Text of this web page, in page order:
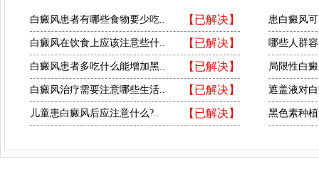
【已解决】
白癜风患者有哪些食物要少吃..
【已解决】
白癜风在饮食上应该注意些什..
【已解决】
白癜风患者多吃什么能增加黑..
【已解决】
白癜风治疗需要注意哪些生活..
【已解决】
儿童患白癜风后应注意什么?..
患白癜风
哪些人群
局限性白
遮盖液对
黑色素种